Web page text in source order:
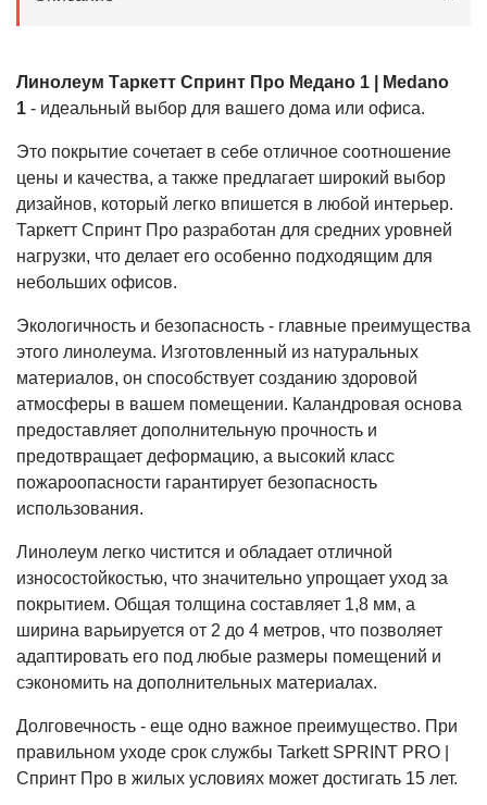
Линолеум Таркетт Спринт Про Медано 1 | Medano
1 - идеальный выбор для вашего дома или офиса.
Это покрытие сочетает в себе отличное соотношение
цены и качества, а также предлагает широкий выбор
дизайнов, который легко впишется в любой интерьер.
Таркетт Спринт Про разработан для средних уровней
нагрузки, что делает его особенно подходящим для
небольших офисов.
Экологичность и безопасность - главные преимущества
этого линолеума. Изготовленный из натуральных
материалов, он способствует созданию здоровой
атмосферы в вашем помещении. Каландровая основа
предоставляет дополнительную прочность и
предотвращает деформацию, а высокий класс
пожароопасности гарантирует безопасность
использования.
Линолеум легко чистится и обладает отличной
износостойкостью, что значительно упрощает уход за
покрытием. Общая толщина составляет 1,8 мм, а
ширина варьируется от 2 до 4 метров, что позволяет
адаптировать его под любые размеры помещений и
сэкономить на дополнительных материалах.
Долговечность - еще одно важное преимущество. При
правильном уходе срок службы Tarkett SPRINT PRO |
Спринт Про в жилых условиях может достигать 15 лет.